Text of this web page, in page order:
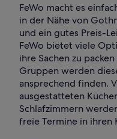
FeWo macht es
in der Nähe von
und ein gutes Preis-
FeWo bietet viele
ihre Sachen zu
Gruppen werden
ansprechend finden.
ausgestatteten
Schlafzimmern
freie Termine in ihren